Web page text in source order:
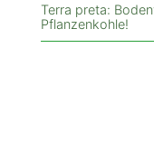
Terra preta:
Pflanzenkohle!